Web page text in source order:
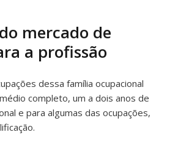
mercado de
a profissão
dessa família ocupacional
completo, um a dois anos de
e para algumas das ocupações,